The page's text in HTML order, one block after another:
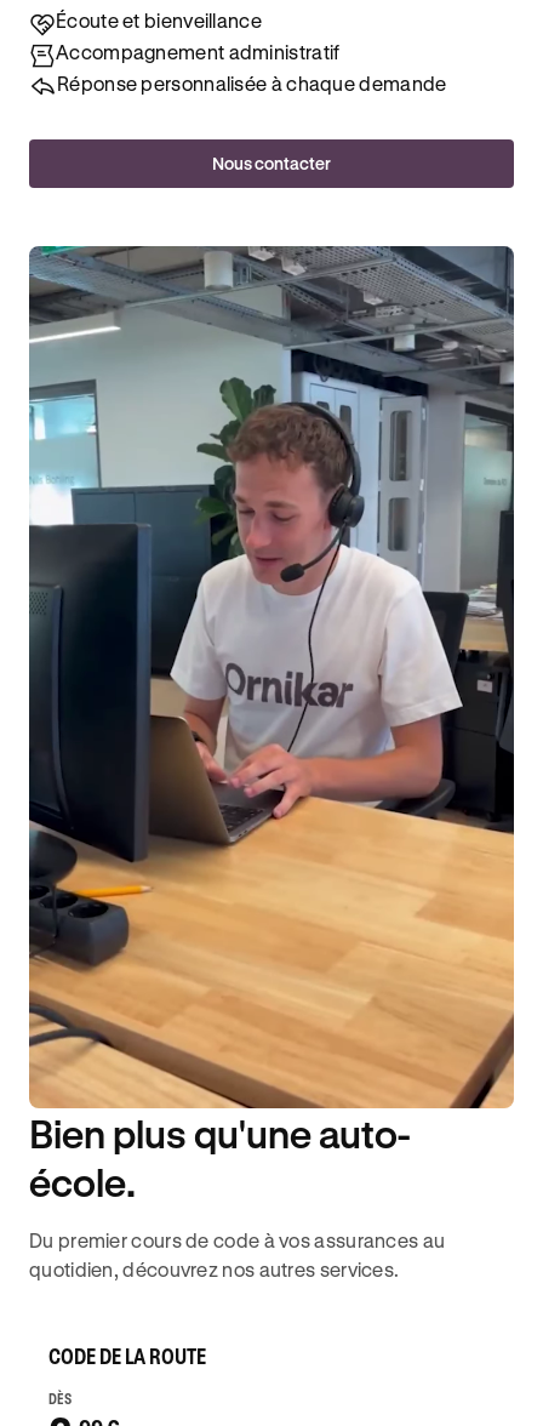
DISPONIBILITÉ 6J/7
Écoute et bienveillance
Accompagnement administratif
Réponse personnalisée à chaque demande
Nous contacter
Bien plus qu'une auto-
école.
Du premier cours de code à vos assurances au
quotidien, découvrez nos autres services.
CODE DE LA ROUTE
DÈS